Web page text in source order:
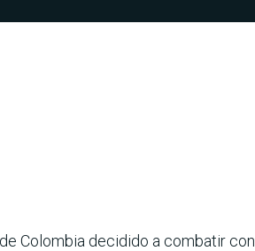
Colombia decidido a combatir con